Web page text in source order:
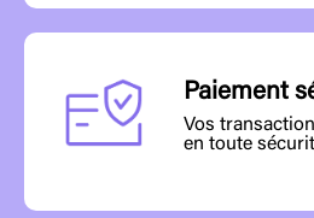
Paiement
Vos
en toute